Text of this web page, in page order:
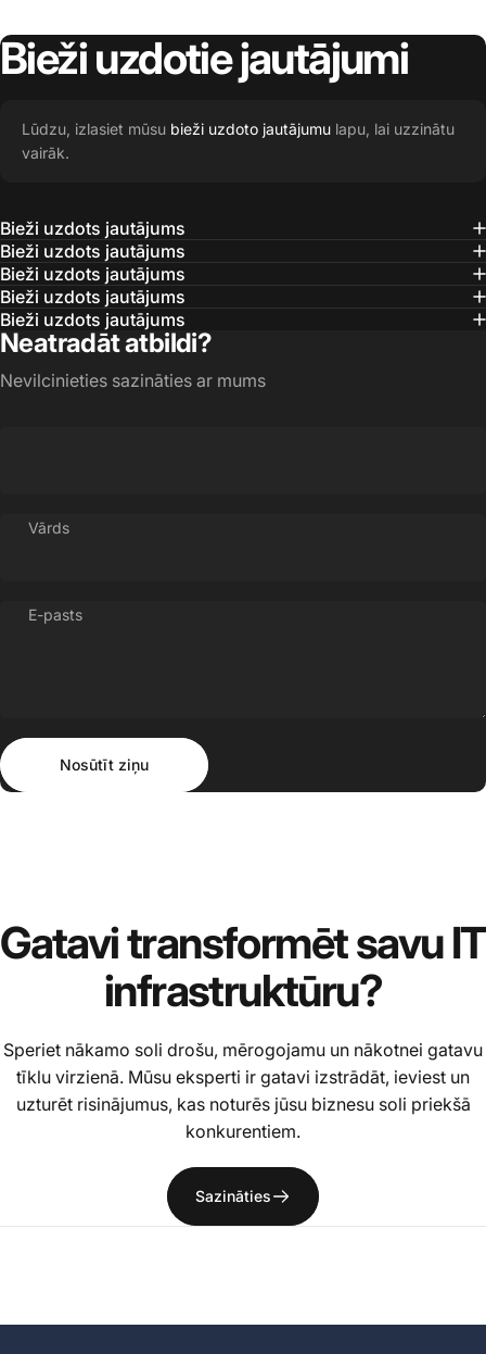
Biežiuzdotiejautājumi
Lūdzu, izlasiet mūsu bieži uzdoto jautājumu lapu, lai uzzinātu
vairāk.
Bieži uzdots jautājums
Bieži uzdots jautājums
Bieži uzdots jautājums
Bieži uzdots jautājums
Bieži uzdots jautājums
Neatradāt atbildi?
Nevilcinieties sazināties ar mums
Vārds
E-pasts
Nosūtīt ziņu
Nosūtīt ziņu
GatavitransformētsavuIT
infrastruktūru?
Speriet nākamo soli drošu, mērogojamu un nākotnei gatavu
tīklu virzienā. Mūsu eksperti ir gatavi izstrādāt, ieviest un
uzturēt risinājumus, kas noturēs jūsu biznesu soli priekšā
konkurentiem.
Sazināties